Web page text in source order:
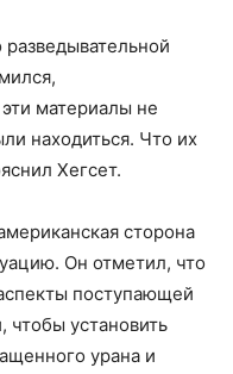
материалы не
находиться. Что их
Хегсет.
сторона
Он отметил, что
поступающей
чтобы установить
урана и